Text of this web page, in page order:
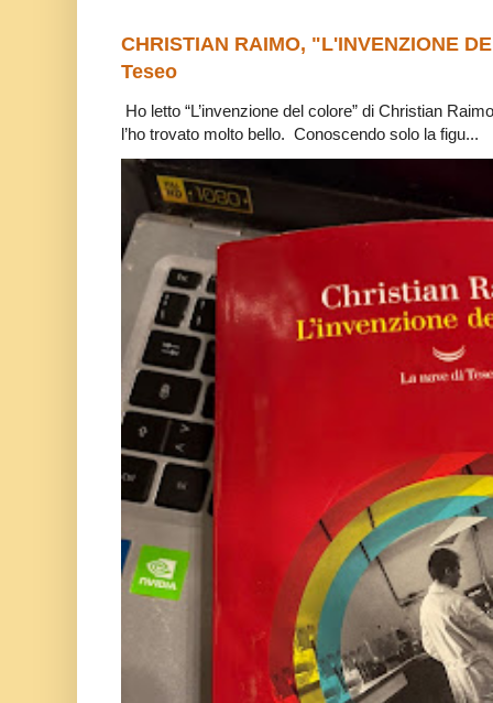
CHRISTIAN RAIMO, "L'INVENZIONE
Teseo
Ho letto “L’invenzione del colore” di Christian
l’ho trovato molto bello. Conoscendo solo la figu...